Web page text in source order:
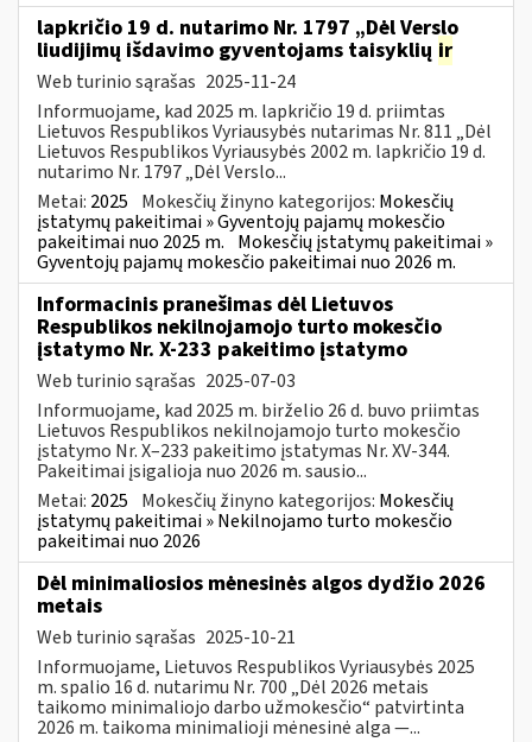
lapkričio 19 d. nutarimo Nr. 1797 „Dėl Verslo
liudijimų išdavimo gyventojams taisyklių ir
Web turinio sąrašas 2025-11-24
Informuojame, kad 2025 m. lapkričio 19 d. priimtas
Lietuvos Respublikos Vyriausybės nutarimas Nr. 811 „Dėl
Lietuvos Respublikos Vyriausybės 2002 m. lapkričio 19 d.
nutarimo Nr. 1797 „Dėl Verslo...
Metai: 2025 Mokesčių žinyno kategorijos: Mokesčių
įstatymų pakeitimai » Gyventojų pajamų mokesčio
pakeitimai nuo 2025 m. Mokesčių įstatymų pakeitimai »
Gyventojų pajamų mokesčio pakeitimai nuo 2026 m.
Informacinis pranešimas dėl Lietuvos
Respublikos nekilnojamojo turto mokesčio
įstatymo Nr. X-233 pakeitimo įstatymo
Web turinio sąrašas 2025-07-03
Informuojame, kad 2025 m. birželio 26 d. buvo priimtas
Lietuvos Respublikos nekilnojamojo turto mokesčio
įstatymo Nr. X–233 pakeitimo įstatymas Nr. XV-344.
Pakeitimai įsigalioja nuo 2026 m. sausio...
Metai: 2025 Mokesčių žinyno kategorijos: Mokesčių
įstatymų pakeitimai » Nekilnojamo turto mokesčio
pakeitimai nuo 2026
Dėl minimaliosios mėnesinės algos dydžio 2026
metais
Web turinio sąrašas 2025-10-21
Informuojame, Lietuvos Respublikos Vyriausybės 2025
m. spalio 16 d. nutarimu Nr. 700 „Dėl 2026 metais
taikomo minimaliojo darbo užmokesčio“ patvirtinta
2026 m. taikoma minimalioji mėnesinė alga —...